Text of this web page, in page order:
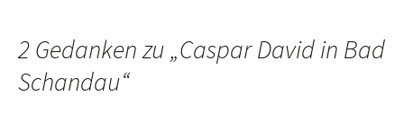
2 Gedanken zu „Caspar David in Bad
Schandau“